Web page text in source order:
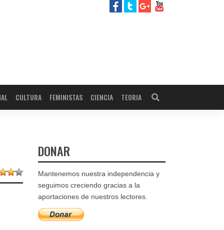
CULTURA FEMINISTAS CIENCIA TEORIA
DONAR
Mantenemos nuestra independencia y
seguimos creciendo gracias a la
aportaciones de nuestros lectores.